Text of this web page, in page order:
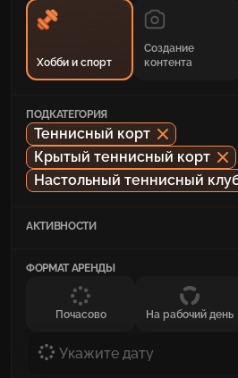
Хобби и спорт
Создание
контента
ПОДКАТЕГОРИЯ
Теннисный корт
Крытый теннисный корт
Настольный теннисный
АКТИВНОСТИ
ФОРМАТ АРЕНДЫ
Почасово На рабочий день
Укажите дату